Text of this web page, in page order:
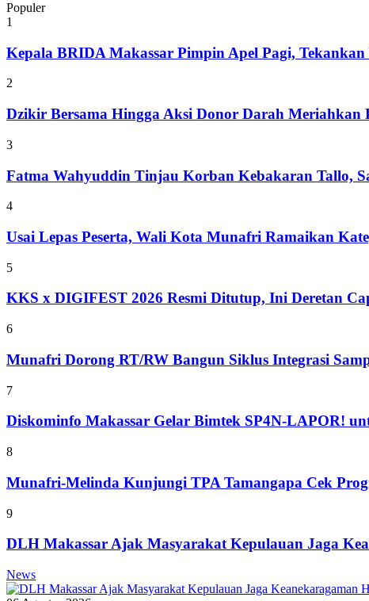
Populer
1
Kepala BRIDA Makassar Pimpin Apel Pagi,
2
Dzikir Bersama Hingga Aksi Donor Darah
3
Fatma Wahyuddin Tinjau Korban Kebakaran Tallo,
4
Usai Lepas Peserta, Wali Kota Munafri Ramaikan
5
KKS x DIGIFEST 2026 Resmi Ditutup, Ini Deretan
6
Munafri Dorong RT/RW Bangun Siklus Integrasi
7
Diskominfo Makassar Gelar Bimtek SP4N-LAPOR!
8
Munafri-Melinda Kunjungi TPA Tamangapa Cek
9
DLH Makassar Ajak Masyarakat Kepulauan Jaga
News